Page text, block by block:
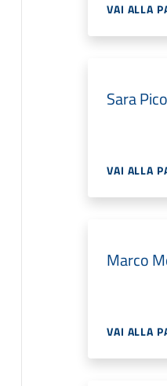
VAI ALLA
Sara
VAI ALLA
Marco
VAI ALLA